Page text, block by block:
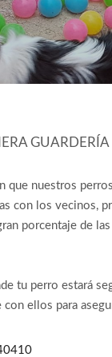
que nuestros
con los
porcentaje de
tu perro estará
ellos para